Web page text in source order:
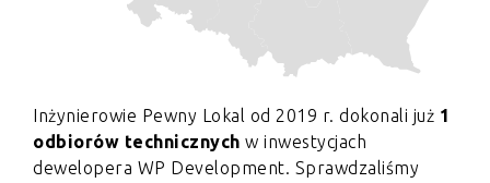
Inżynierowie Pewny Lokal od 2019 r. dokonali już 1
odbiorów technicznych w inwestycjach
dewelopera WP Development. Sprawdzaliśmy